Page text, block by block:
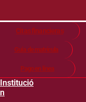
Citas financieras
Guía de matricula
Pago en línea
Institució
n